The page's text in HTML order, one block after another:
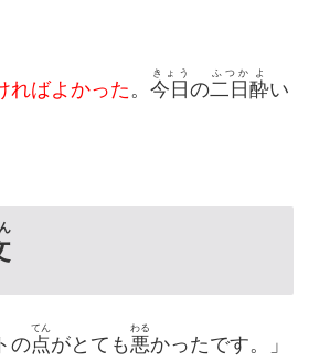
ればよかった。今日
きょう
の二日
ふつか
酔
よ
い
の点
てん
がとても悪
わる
かったです。」